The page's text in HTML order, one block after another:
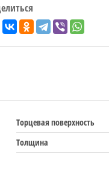
Торцевая поверхность
Толщина